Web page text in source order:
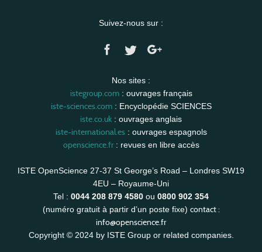
Suivez-nous sur :
Nos sites :
istegroup.com: ouvrages français
iste-sciences.com: Encyclopédie SCIENCES
iste.co.uk : ouvrages anglais
iste-international.es: ouvrages espagnols
openscience.fr: revues en libre accès
ISTE OpenScience 27-37 St George’s Road – Londres SW19
4EU – Royaume-Uni
Tel : 0044 208 879 4580 ou 0800 902 354
(numéro gratuit à partir d’un poste fixe) contact :
info@openscience.fr
Copyright © 2024 by ISTE Group or related companies.